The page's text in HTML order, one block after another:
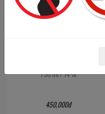
750 ml/14%
450,000đ